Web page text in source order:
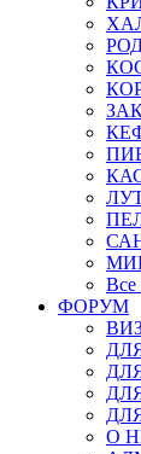
Все
ФОРУМ
О